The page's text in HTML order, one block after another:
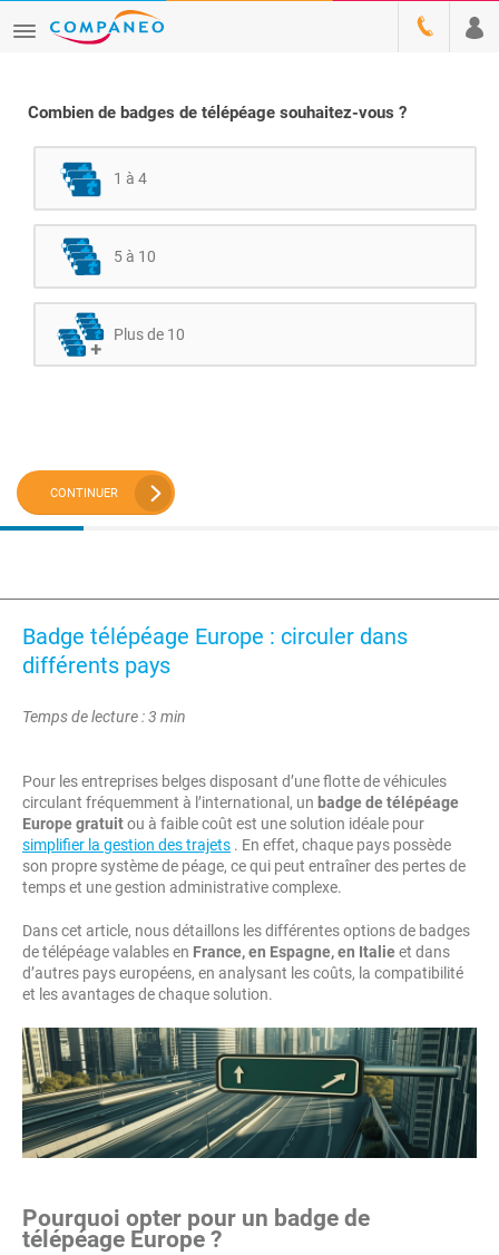
Combien de badges de télépéage souhaitez-vous ?
1 à 4
5 à 10
Plus de 10
CONTINUER
Badge télépéage Europe : circuler dans
différents pays
Temps de lecture : 3 min
Pour les entreprises belges disposant d’une flotte de véhicules
circulant fréquemment à l’international, un badge de télépéage
Europe gratuitou à faible coût est une solution idéale pour
simplifier la gestion des trajets . En effet, chaque pays possède
son propre système de péage, ce qui peut entraîner des pertes de
temps et une gestion administrative complexe.
Dans cet article, nous détaillons les différentes options de badges
de télépéage valables en France, en Espagne, en Italieet dans
d’autres pays européens, en analysant les coûts, la compatibilité
et les avantages de chaque solution.
Pourquoi opter pour un badge de
télépéage Europe ?